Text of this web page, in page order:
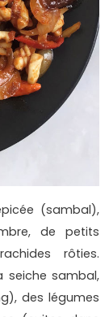
(sambal),
de petits
rôties.
seiche sambal,
des légumes